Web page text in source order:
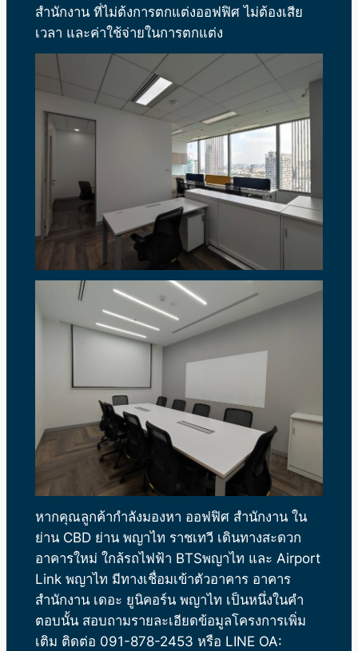
สำนักงาน ที่ไม่ต้งการตกแต่งออฟฟิศ ไม่ต้องเสีย
เวลา และค่าใช้จ่ายในการตกแต่ง
หากคุณลูกค้ากำลังมองหา ออฟฟิศ สำนักงาน ใน
ย่าน CBD ย่าน พญาไท ราชเทวี เดินทางสะดวก
อาคารใหม่ ใกล้รถไฟฟ้า BTSพญาไท และ Airport
Link พญาไท มีทางเชื่อมเข้าตัวอาคาร อาคาร
สำนักงาน เดอะ ยูนิคอร์น พญาไท เป็นหนึ่งในคำ
ตอบนั้น สอบถามรายละเอียดข้อมูลโครงการเพิ่ม
เติม ติดต่อ 091-878-2453 หรือ LINE OA: